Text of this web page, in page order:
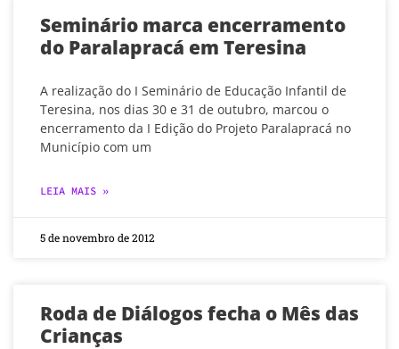
Seminário marca encerramento
do Paralapracá em Teresina
A realização do I Seminário de Educação Infantil de
Teresina, nos dias 30 e 31 de outubro, marcou o
encerramento da I Edição do Projeto Paralapracá no
Município com um
LEIA MAIS »
5 de novembro de 2012
Roda de Diálogos fecha o Mês das
Crianças